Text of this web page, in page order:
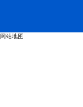
网站地图